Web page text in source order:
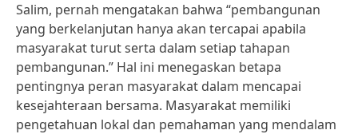
Salim, pernah mengatakan bahwa “pembangunan
yang berkelanjutan hanya akan tercapai apabila
masyarakat turut serta dalam setiap tahapan
pembangunan.” Hal ini menegaskan betapa
pentingnya peran masyarakat dalam mencapai
kesejahteraan bersama. Masyarakat memiliki
pengetahuan lokal dan pemahaman yang mendalam